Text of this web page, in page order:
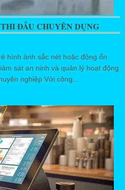
ĐẤU CHUYÊN DỤNG
hình ảnh sắc nét hoặc động ổn
sát an ninh và quản lý hoạt động
nghiệp Với công...